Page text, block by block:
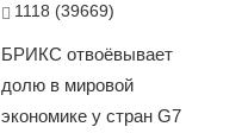
1118 (39669)
БРИКС отвоёвывает
долю в мировой
экономике у стран G7